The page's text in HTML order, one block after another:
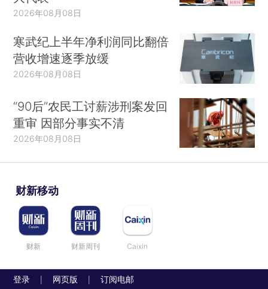
2026年08月08日
寒武纪上半年净利润同比翻倍
营收增速逐季放缓
2026年08月08日
“90后”农民工讨薪涉刑案发回
重审 因部分事实不清
2026年08月08日
财新移动
财新 财新周刊 Caixin
登录 网页版 订阅电邮